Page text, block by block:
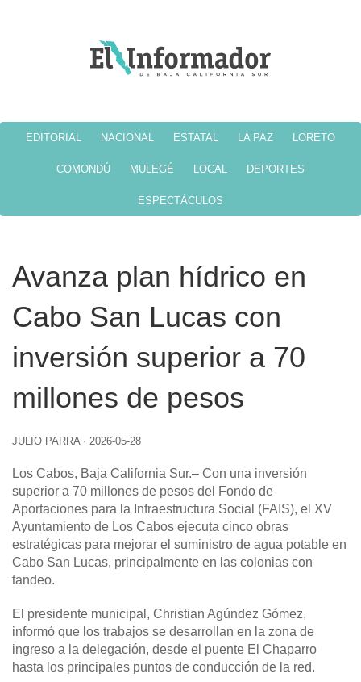
EDITORIAL NACIONAL ESTATAL LA PAZ LORETO
COMONDÚ MULEGÉ LOCAL DEPORTES
ESPECTÁCULOS
Avanza plan hídrico en
Cabo San Lucas con
inversión superior a 70
millones de pesos
JULIO PARRA · 2026-05-28
Los Cabos, Baja California Sur.– Con una inversión
superior a 70 millones de pesos del Fondo de
Aportaciones para la Infraestructura Social (FAIS), el XV
Ayuntamiento de Los Cabos ejecuta cinco obras
estratégicas para mejorar el suministro de agua potable en
Cabo San Lucas, principalmente en las colonias con
tandeo.
El presidente municipal, Christian Agúndez Gómez,
informó que los trabajos se desarrollan en la zona de
ingreso a la delegación, desde el puente El Chaparro
hasta los principales puntos de conducción de la red.